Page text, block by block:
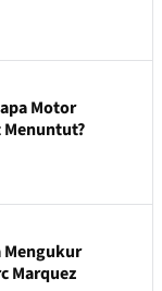
Motor
Menuntut?
Mengukur
Marquez